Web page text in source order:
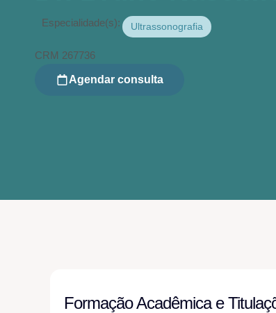
Especialidade(s): Ultrassonografia
CRM 267736
Agendar consulta
Formação Acadêmica e